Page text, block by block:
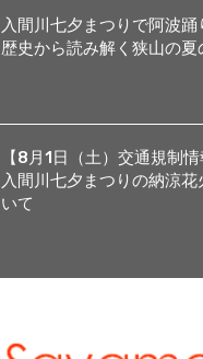
入間川七夕まつりで阿波踊
歴史から読み解く狭山の夏
【8月1日（土）交通規制
入間川七夕まつりの納涼花
いて